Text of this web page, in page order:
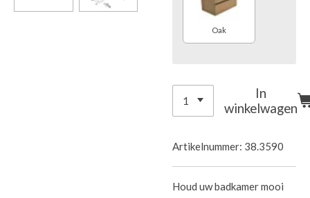
Oak
In
winkelwagen
Artikelnummer: 38.3590
Houd uw badkamer mooi